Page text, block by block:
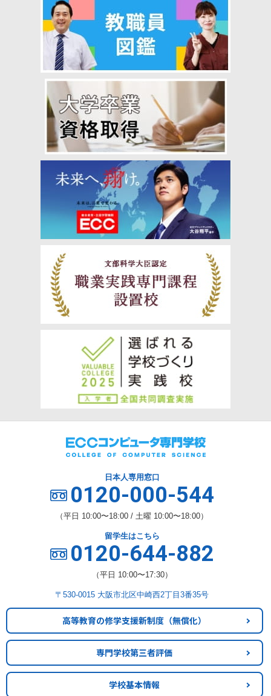
日本人専用窓口
0120-000-544
（平日 10:00〜18:00 / 土曜 10:00〜18:00）
留学生はこちら
0120-644-882
（平日 10:00〜17:30）
〒530-0015 大阪市北区中崎西2丁目3番35号
高等教育の修学支援新制度 （無償化）
専門学校第三者評価
学校基本情報